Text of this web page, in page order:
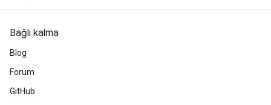
Bağlı kalma
Blog
Forum
GitHub